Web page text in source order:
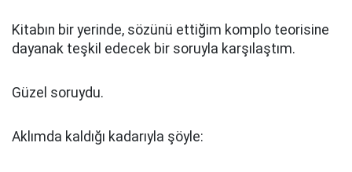
Kitabın bir yerinde, sözünü ettiğim komplo teorisine
dayanak teşkil edecek bir soruyla karşılaştım.
Güzel soruydu.
Aklımda kaldığı kadarıyla şöyle: